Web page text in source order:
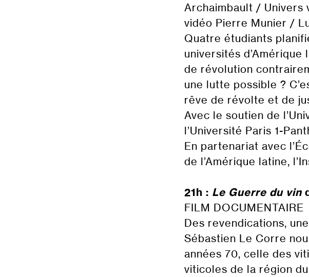
Archaimbault / Univers
vidéo Pierre Munier /
Quatre étudiants
universités d’Amérique
de révolution
une lutte possible ?
rêve de révolte et de
Avec le soutien de
l’Université Paris 1-
En partenariat avec
de l’Amérique latine,
21h : Le Guerre du vin
FILM DOCUMENTAIRE
Des revendications,
Sébastien Le Corre
années 70, celle des
viticoles de la région